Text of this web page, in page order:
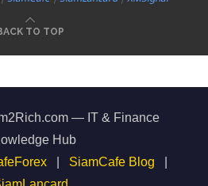
TO TOP
— IT & Finance
Hub
SiamCafe Blog